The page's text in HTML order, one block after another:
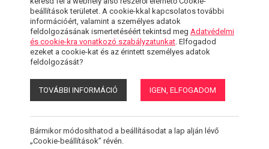
Szűrő megjelenítése/elrejtése
/ MFP
Termékek
Találatok:2
beállítások területet. A cookie-kkal kapcsolatos további
információért, valamint a személyes adatok
feldolgozásának ismertetéséért tekintsd meg Adatvédelmi
és cookie-kra vonatkozó szabályzatunkat. Elfogadod
ezeket a cookie-kat és az érintett személyes adatok
feldolgozását?
TOVÁBBI INFORMÁCIÓ IGEN, ELFOGADOM
Bármikor módosíthatod a beállításodat a lap alján lévő
„Cookie-beállítások” révén.